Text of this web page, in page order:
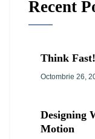
Recent
Think
Octombrie 26,
Designing
Motion